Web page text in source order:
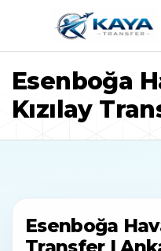
Esenboğa
Kızılay
Esenboğa